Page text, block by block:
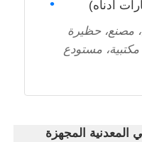
أدناه)
مصنع، حظيرة
مستودع
المعدنية المجهزة